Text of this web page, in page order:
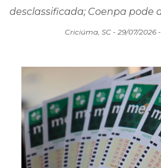
licitação trava obra de
LCM ofereceu R$ 59,3
Criciúma, SC - 29/07/2026